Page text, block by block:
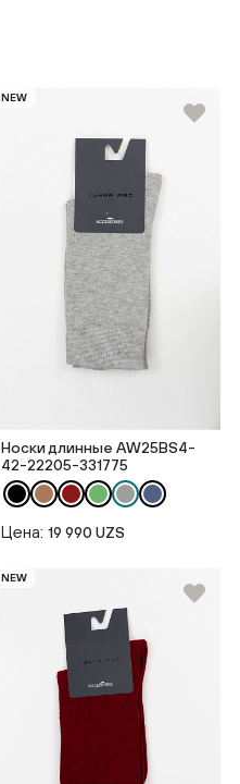
NEW
Носки длинные AW25BS4-
42-22205-331775
Цена: 19 990 UZS
NEW